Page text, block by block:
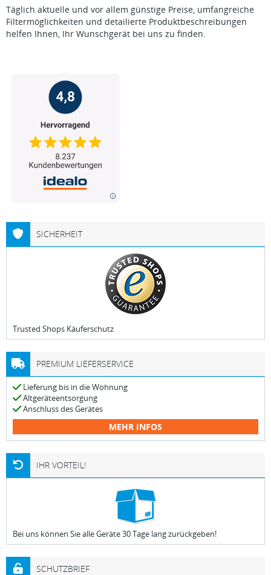
Täglich aktuelle und vor allem günstige Preise, umfangreiche
Filtermöglichkeiten und detailierte Produktbeschreibungen
helfen Ihnen, Ihr Wunschgerät bei uns zu finden.
SICHERHEIT
Trusted Shops Käuferschutz
PREMIUM LIEFERSERVICE
Lieferung bis in die Wohnung
Altgeräteentsorgung
Anschluss des Gerätes
MEHR INFOS
IHR VORTEIL!
Bei uns können Sie alle Geräte 30 Tage lang zurückgeben!
SCHUTZBRIEF